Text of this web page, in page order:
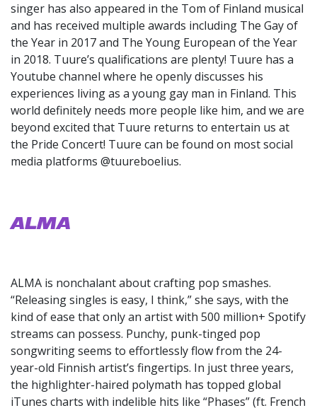
singer has also appeared in the Tom of Finland musical
and has received multiple awards including The Gay of
the Year in 2017 and The Young European of the Year
in 2018. Tuure’s qualifications are plenty! Tuure has a
Youtube channel where he openly discusses his
experiences living as a young gay man in Finland. This
world definitely needs more people like him, and we are
beyond excited that Tuure returns to entertain us at
the Pride Concert! Tuure can be found on most social
media platforms @tuureboelius.
ALMA
ALMA is nonchalant about crafting pop smashes.
“Releasing singles is easy, I think,” she says, with the
kind of ease that only an artist with 500 million+ Spotify
streams can possess. Punchy, punk-tinged pop
songwriting seems to effortlessly flow from the 24-
year-old Finnish artist’s fingertips. In just three years,
the highlighter-haired polymath has topped global
iTunes charts with indelible hits like “Phases” (ft. French